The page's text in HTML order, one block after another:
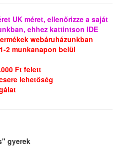
UK méret, ellenőrizze a saját
ehhez kattintson IDE
webáruházunkban
2 munkanapon belül
Ft felett
lehetőség
gyerek